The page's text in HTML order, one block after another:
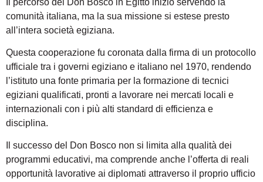
comunità italiana, ma la sua missione si estese presto
all’intera società egiziana.
Questa cooperazione fu coronata dalla firma di un protocollo
ufficiale tra i governi egiziano e italiano nel 1970, rendendo
l’istituto una fonte primaria per la formazione di tecnici
egiziani qualificati, pronti a lavorare nei mercati locali e
internazionali con i più alti standard di efficienza e
disciplina.
Il successo del Don Bosco non si limita alla qualità dei
programmi educativi, ma comprende anche l’offerta di reali
opportunità lavorative ai diplomati attraverso il proprio ufficio